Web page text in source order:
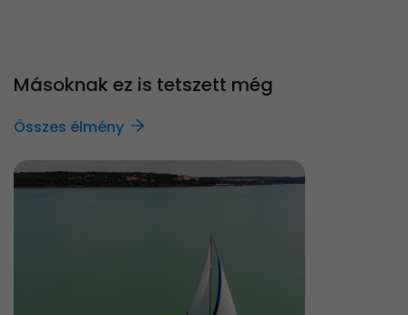
Másoknak ez is tetszett még
Összes élmény